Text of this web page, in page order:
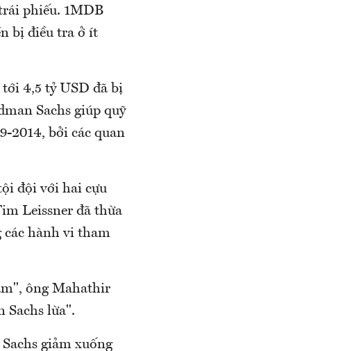
phiếu. 1MDB
bị điều tra ở ít
4,5 tỷ USD đã bị
Sachs giúp quỹ
2014, bởi các quan
đội với hai cựu
Leissner đã thừa
các hành vi tham
ông Mahathir
Sachs lừa".
giảm xuống